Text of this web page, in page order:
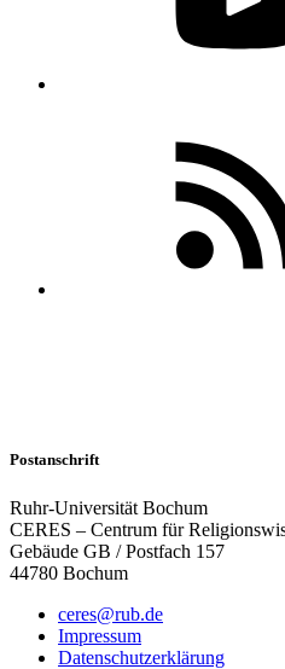
Postanschrift
Ruhr-Universität Bochum
CERES – Centrum für
Gebäude GB / Postfach 157
44780 Bochum
ceres@rub.de
Impressum
Datenschutzerklärung